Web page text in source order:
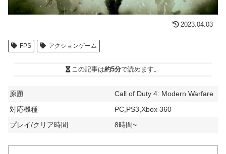
2023.04.03
FPS アクションゲーム
この記事は約5分で読めます。
原題
Call of Duty 4: Modern Warfare
対応機種
PC,PS3,Xbox 360
プレイ/クリア時間
8時間~